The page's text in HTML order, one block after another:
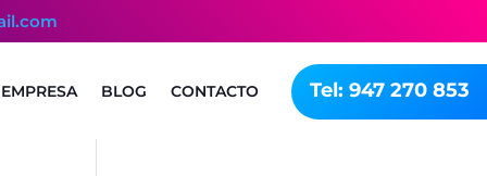
EMPRESA BLOG CONTACTO Tel: 947 270 853